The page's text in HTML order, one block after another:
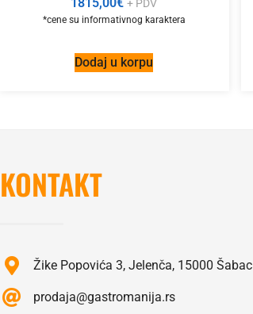
+ PDV
Dodaj u korpu
KONTAKT
Žike Popovića 3, Jelenča, 15000 Šabac
prodaja@gastromanija.rs